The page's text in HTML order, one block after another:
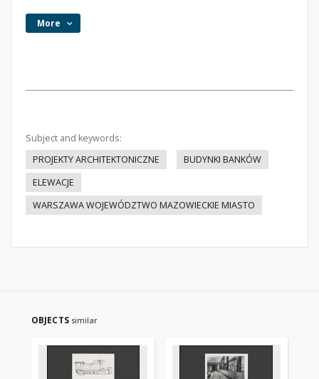
More
Subject and keywords:
PROJEKTY ARCHITEKTONICZNE
BUDYNKI BANKÓW
ELEWACJE
WARSZAWA WOJEWÓDZTWO MAZOWIECKIE MIASTO
OBJECTS similar